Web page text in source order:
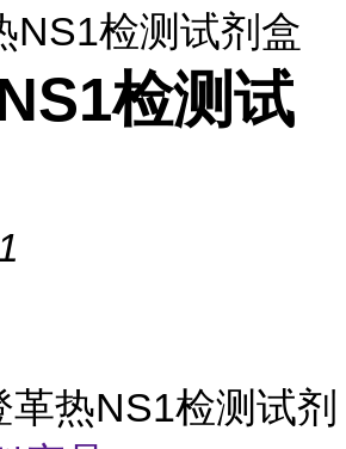
NS1检测试剂盒
检测试
革热NS1检测试剂